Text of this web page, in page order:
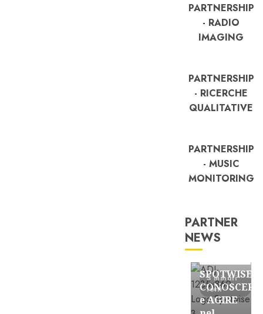
PARTNERSHIP
- RADIO
IMAGING
PARTNERSHIP
- RICERCHE
QUALITATIVE
PARTNERSHIP
- MUSIC
MONITORING
PARTNER
NEWS
3 minuti
letti
FREE
SPOTWISE:
CONOSCERE
e AGIRE